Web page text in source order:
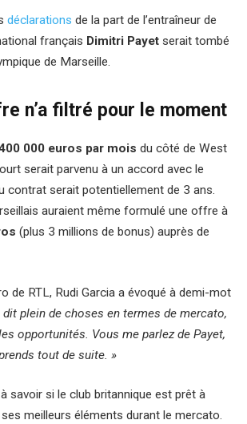
déclarations de la part de l’entraîneur de
français Dimitri Payet serait tombé
de Marseille.
n’a filtré pour le moment
000 euros par mois du côté de West
serait parvenu à un accord avec le
contrat serait potentiellement de 3 ans.
auraient même formulé une offre à
(plus 3 millions de bonus) auprès de
de RTL, Rudi Garcia a évoqué à demi-mot
dit plein de choses en termes de mercato,
opportunités. Vous me parlez de Payet,
tout de suite. »
savoir si le club britannique est prêt à
ses meilleurs éléments durant le mercato.